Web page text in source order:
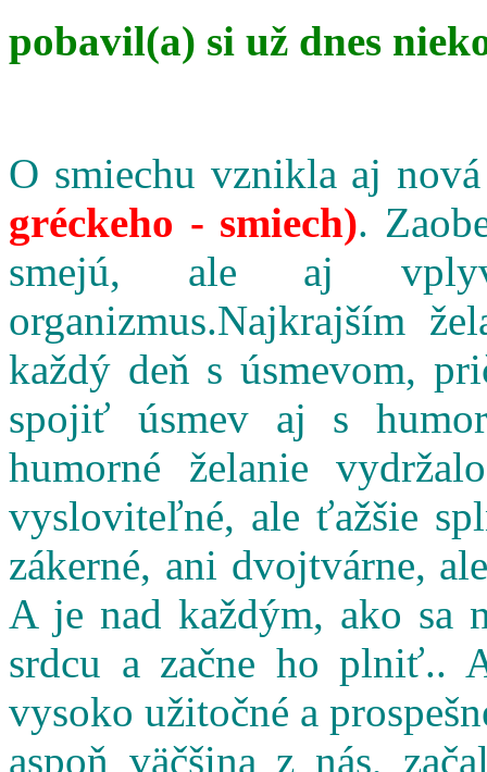
pobavil(a) si už dnes
O smiechu vznikla aj
gréckeho - smiech).
smejú, ale aj
organizmus.Najkrajším
každý deň s úsmevom,
spojiť úsmev aj s
humorné želanie
vysloviteľné, ale ťažšie
zákerné, ani dvojtvárne,
A je nad každým, ako sa
srdcu a začne ho plniť..
vysoko užitočné a
aspoň väčšina z nás,